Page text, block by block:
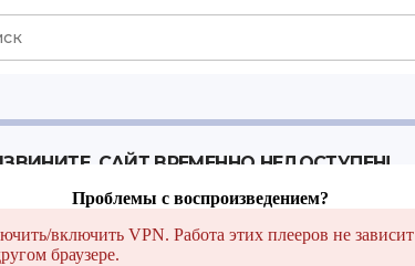
Проблемы с воспроизведением?
включить VPN. Работа этих плееров не
браузере.